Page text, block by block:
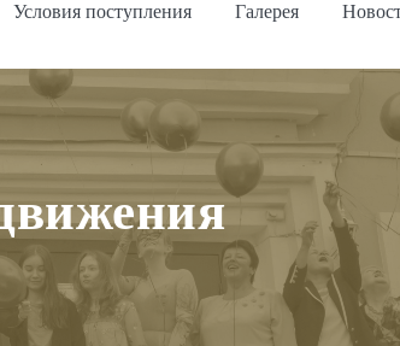
Условия поступления Галерея